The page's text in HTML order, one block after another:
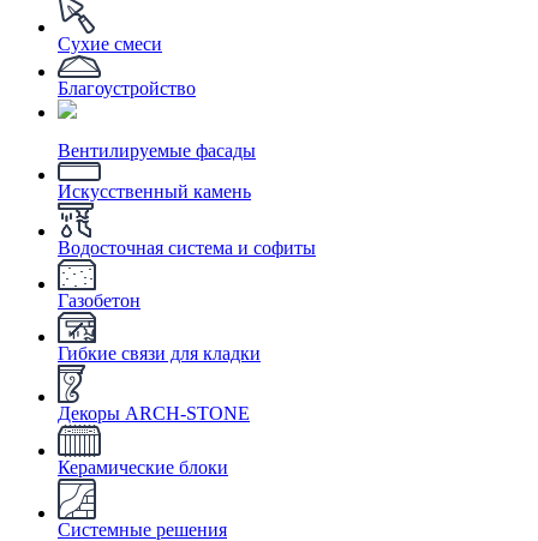
Сухие смеси
Благоустройство
Вентилируемые фасады
Искусственный камень
Водосточная система и софиты
Газобетон
Гибкие связи для кладки
Декоры ARCH-STONE
Керамические блоки
Системные решения